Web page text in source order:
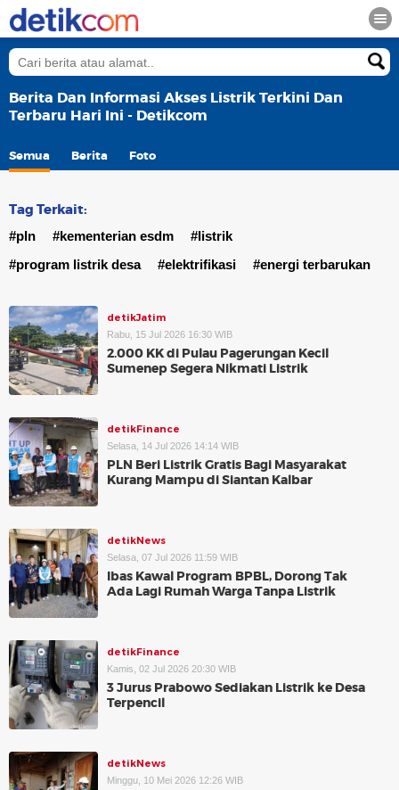
Berita Dan Informasi Akses Listrik Terkini Dan
Terbaru Hari Ini - Detikcom
Semua Berita Foto
Tag Terkait:
#pln #kementerian esdm
#listrik
#program listrik desa
#elektrifikasi #energi terbarukan
detikJatim
Rabu, 15 Jul 2026 16:30 WIB
2.000 KK di Pulau Pagerungan Kecil
Sumenep Segera Nikmati Listrik
detikFinance
Selasa, 14 Jul 2026 14:14 WIB
PLN Beri Listrik Gratis Bagi Masyarakat
Kurang Mampu di Siantan Kalbar
detikNews
Selasa, 07 Jul 2026 11:59 WIB
Ibas Kawal Program BPBL, Dorong Tak
Ada Lagi Rumah Warga Tanpa Listrik
detikFinance
Kamis, 02 Jul 2026 20:30 WIB
3 Jurus Prabowo Sediakan Listrik ke Desa
Terpencil
detikNews
Minggu, 10 Mei 2026 12:26 WIB